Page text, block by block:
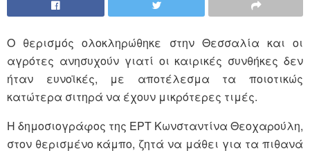
Ο θερισμός ολοκληρώθηκε στην Θεσσαλία και οι
αγρότες ανησυχούν γιατί οι καιρικές συνθήκες δεν
ήταν ευνοϊκές, με αποτέλεσμα τα ποιοτικώς
κατώτερα σιτηρά να έχουν μικρότερες τιμές.
Η δημοσιογράφος της ΕΡΤ Κωνσταντίνα Θεοχαρούλη,
στον θερισμένο κάμπο, ζητά να μάθει για τα πιθανά